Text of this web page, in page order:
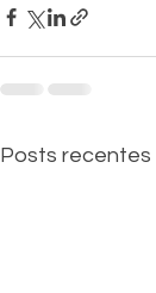
Posts recentes